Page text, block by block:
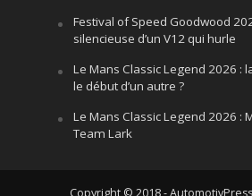
Festival of Speed Goodwood
silencieuse d’un V12 qui hurle
Le Mans Classic Legend 2026 :
le début d’un autre ?
Le Mans Classic Legend 2026 :
Team Lark
Copyright © 2018 -